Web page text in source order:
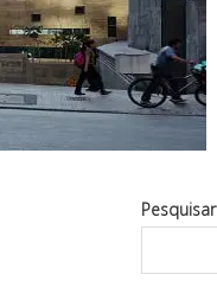
Pesquisar